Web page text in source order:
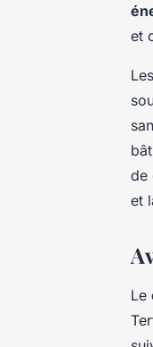
et
Les
de
et
Le